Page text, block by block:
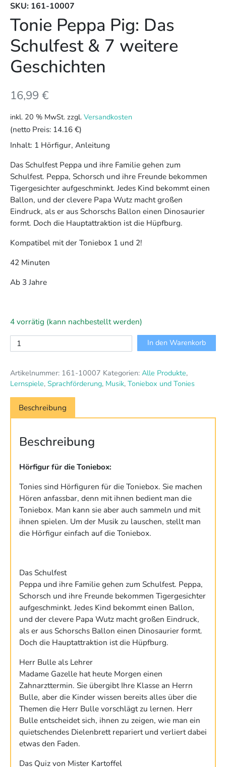
SKU: 161-10007
Tonie Peppa Pig: Das
Schulfest & 7 weitere
Geschichten
16,99 €
inkl. 20 % MwSt. zzgl. Versandkosten
(netto Preis: 14.16 €)
Inhalt: 1 Hörfigur, Anleitung
Das Schulfest Peppa und ihre Familie gehen zum
Schulfest. Peppa, Schorsch und ihre Freunde bekommen
Tigergesichter aufgeschminkt. Jedes Kind bekommt einen
Ballon, und der clevere Papa Wutz macht großen
Eindruck, als er aus Schorschs Ballon einen Dinosaurier
formt. Doch die Hauptattraktion ist die Hüpfburg.
Kompatibel mit der Toniebox 1 und 2!
42 Minuten
Ab 3 Jahre
4 vorrätig (kann nachbestellt werden)
Tonie
Peppa
Das
Schulfest
Geschichten
In den Warenkorb
Artikelnummer: 161-10007 Kategorien: Alle Produkte,
Lernspiele, Sprachförderung, Musik, Toniebox und Tonies
Beschreibung
Beschreibung
Hörfigur für die Toniebox:
Tonies sind Hörfiguren für die Toniebox. Sie machen
Hören anfassbar, denn mit ihnen bedient man die
Toniebox. Man kann sie aber auch sammeln und mit
ihnen spielen. Um der Musik zu lauschen, stellt man
die Hörfigur einfach auf die Toniebox.
Das Schulfest
Peppa und ihre Familie gehen zum Schulfest. Peppa,
Schorsch und ihre Freunde bekommen Tigergesichter
aufgeschminkt. Jedes Kind bekommt einen Ballon,
und der clevere Papa Wutz macht großen Eindruck,
als er aus Schorschs Ballon einen Dinosaurier formt.
Doch die Hauptattraktion ist die Hüpfburg.
Herr Bulle als Lehrer
Madame Gazelle hat heute Morgen einen
Zahnarzttermin. Sie übergibt Ihre Klasse an Herrn
Bulle, aber die Kinder wissen bereits alles über die
Themen die Herr Bulle vorschlägt zu lernen. Herr
Bulle entscheidet sich, ihnen zu zeigen, wie man ein
quietschendes Dielenbrett repariert und verliert dabei
etwas den Faden.
Das Quiz von Mister Kartoffel